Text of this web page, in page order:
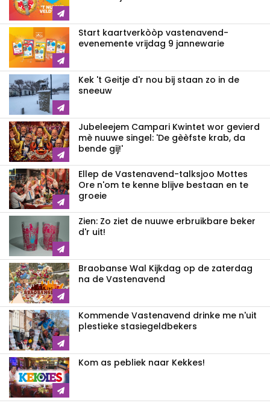
Start kaartverkòòp vastenavend­
evenemente vrijdag 9 jannewarie
Kek 't Geitje d'r nou bij staan zo in de
sneeuw
Jubeleejem Campari Kwintet wor gevierd
mè nuuwe singel: 'De gèèfste krab, da
bende gij!'
Ellep de Vastenavend-talksjoo Mottes
Ore n'om te kenne blijve bestaan en te
groeie
Zien: Zo ziet de nuuwe erbruikbare beker
d'r uit!
Braobanse Wal Kijkdag op de zaterdag
na de Vastenavend
Kommende Vastenavend drinke me n'uit
plestieke stasiegeldbekers
Kom as pebliek naar Kekkes!